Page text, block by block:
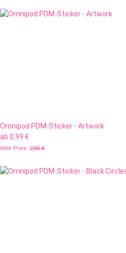
Omnipod PDM-Sticker - Artwork
ab 0,99 €
Alter Preis: 2,90 €